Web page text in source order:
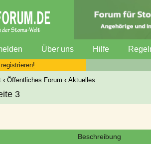
Über uns Hilfe
‹ Öffentliches Forum ‹ Aktuelles
3
Beschreibung